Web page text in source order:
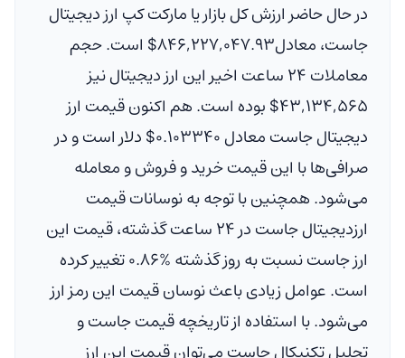
در حال حاضر ارزش کل بازار یا مارکت کپ ارز دیجیتال
جاست، معادل$۸۴۶,۲۲۷,۰۴۷.۹۳ است. حجم
معاملات ۲۴ ساعت اخیر این ارز دیجیتال نیز
$۴۳,۱۳۴,۵۶۵بوده است. هم اکنون قیمت ارز
دیجیتال جاست معادل$۰.۱۰۳۳۴۰دلاراست و در
صرافی‌ها با این قیمت خرید و فروش و معامله
می‌شود. همچنین با توجه به نوسانات قیمت
ارزدیجیتال جاست در ۲۴ ساعت گذشته، قیمت این
ارز جاست نسبت به روز گذشته۰.۸۶%تغییر کرده
است. عوامل زیادی باعث نوسان قیمت این رمز ارز
می‌شود. با استفاده از تاریخچه قیمت جاست و